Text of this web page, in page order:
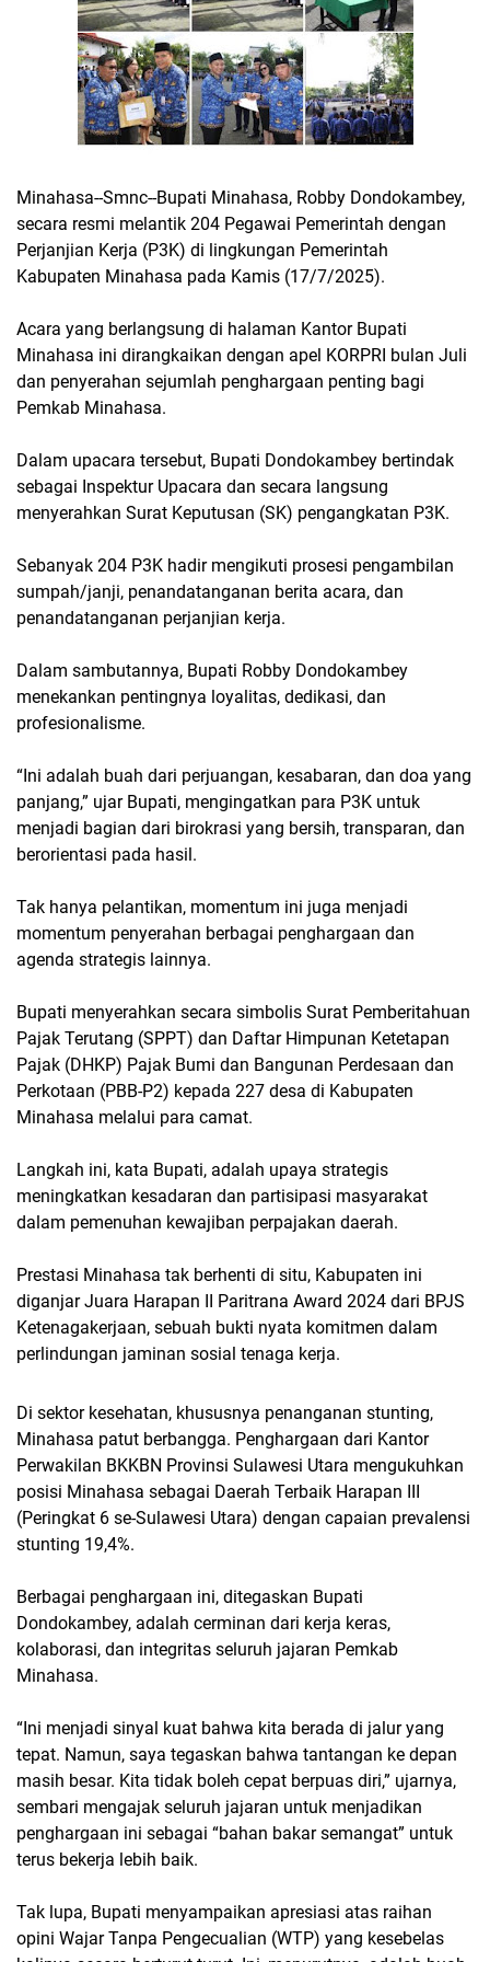
Minahasa--Smnc--Bupati Minahasa, Robby Dondokambey,
secara resmi melantik 204 Pegawai Pemerintah dengan
Perjanjian Kerja (P3K) di lingkungan Pemerintah
Kabupaten Minahasa pada Kamis (17/7/2025).
Acara yang berlangsung di halaman Kantor Bupati
Minahasa ini dirangkaikan dengan apel KORPRI bulan Juli
dan penyerahan sejumlah penghargaan penting bagi
Pemkab Minahasa.
Dalam upacara tersebut, Bupati Dondokambey bertindak
sebagai Inspektur Upacara dan secara langsung
menyerahkan Surat Keputusan (SK) pengangkatan P3K.
Sebanyak 204 P3K hadir mengikuti prosesi pengambilan
sumpah/janji, penandatanganan berita acara, dan
penandatanganan perjanjian kerja.
Dalam sambutannya, Bupati Robby Dondokambey
menekankan pentingnya loyalitas, dedikasi, dan
profesionalisme.
“Ini adalah buah dari perjuangan, kesabaran, dan doa yang
panjang,” ujar Bupati, mengingatkan para P3K untuk
menjadi bagian dari birokrasi yang bersih, transparan, dan
berorientasi pada hasil.
Tak hanya pelantikan, momentum ini juga menjadi
momentum penyerahan berbagai penghargaan dan
agenda strategis lainnya.
Bupati menyerahkan secara simbolis Surat Pemberitahuan
Pajak Terutang (SPPT) dan Daftar Himpunan Ketetapan
Pajak (DHKP) Pajak Bumi dan Bangunan Perdesaan dan
Perkotaan (PBB-P2) kepada 227 desa di Kabupaten
Minahasa melalui para camat.
Langkah ini, kata Bupati, adalah upaya strategis
meningkatkan kesadaran dan partisipasi masyarakat
dalam pemenuhan kewajiban perpajakan daerah.
Prestasi Minahasa tak berhenti di situ, Kabupaten ini
diganjar Juara Harapan II Paritrana Award 2024 dari BPJS
Ketenagakerjaan, sebuah bukti nyata komitmen dalam
perlindungan jaminan sosial tenaga kerja.
Di sektor kesehatan, khususnya penanganan stunting,
Minahasa patut berbangga. Penghargaan dari Kantor
Perwakilan BKKBN Provinsi Sulawesi Utara mengukuhkan
posisi Minahasa sebagai Daerah Terbaik Harapan III
(Peringkat 6 se-Sulawesi Utara) dengan capaian prevalensi
stunting 19,4%.
Berbagai penghargaan ini, ditegaskan Bupati
Dondokambey, adalah cerminan dari kerja keras,
kolaborasi, dan integritas seluruh jajaran Pemkab
Minahasa.
“Ini menjadi sinyal kuat bahwa kita berada di jalur yang
tepat. Namun, saya tegaskan bahwa tantangan ke depan
masih besar. Kita tidak boleh cepat berpuas diri,” ujarnya,
sembari mengajak seluruh jajaran untuk menjadikan
penghargaan ini sebagai “bahan bakar semangat” untuk
terus bekerja lebih baik.
Tak lupa, Bupati menyampaikan apresiasi atas raihan
opini Wajar Tanpa Pengecualian (WTP) yang kesebelas